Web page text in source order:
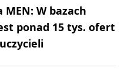
MEN: W bazach
ponad 15 tys. ofert